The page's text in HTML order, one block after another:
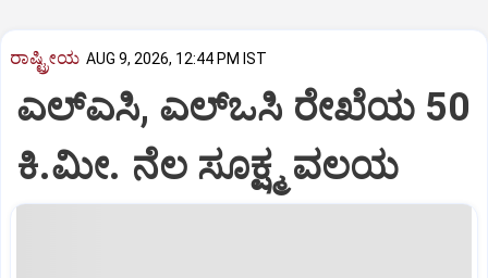
ರಾಷ್ಟ್ರೀಯ AUG 9, 2026, 12:44 PM IST
ಎಲ್‌ಎಸಿ, ಎಲ್‌ಒಸಿ ರೇಖೆಯ 50
ಕಿ.ಮೀ. ನೆಲ ಸೂಕ್ಷ್ಮ ವಲಯ